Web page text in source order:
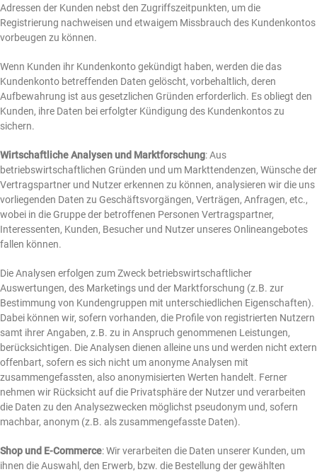
Adressen der Kunden nebst den Zugriffszeitpunkten, um die
Registrierung nachweisen und etwaigem Missbrauch des Kundenkontos
vorbeugen zu können.
Wenn Kunden ihr Kundenkonto gekündigt haben, werden die das
Kundenkonto betreffenden Daten gelöscht, vorbehaltlich, deren
Aufbewahrung ist aus gesetzlichen Gründen erforderlich. Es obliegt den
Kunden, ihre Daten bei erfolgter Kündigung des Kundenkontos zu
sichern.
Wirtschaftliche Analysen und Marktforschung: Aus
betriebswirtschaftlichen Gründen und um Markttendenzen, Wünsche der
Vertragspartner und Nutzer erkennen zu können, analysieren wir die uns
vorliegenden Daten zu Geschäftsvorgängen, Verträgen, Anfragen, etc.,
wobei in die Gruppe der betroffenen Personen Vertragspartner,
Interessenten, Kunden, Besucher und Nutzer unseres Onlineangebotes
fallen können.
Die Analysen erfolgen zum Zweck betriebswirtschaftlicher
Auswertungen, des Marketings und der Marktforschung (z.B. zur
Bestimmung von Kundengruppen mit unterschiedlichen Eigenschaften).
Dabei können wir, sofern vorhanden, die Profile von registrierten Nutzern
samt ihrer Angaben, z.B. zu in Anspruch genommenen Leistungen,
berücksichtigen. Die Analysen dienen alleine uns und werden nicht extern
offenbart, sofern es sich nicht um anonyme Analysen mit
zusammengefassten, also anonymisierten Werten handelt. Ferner
nehmen wir Rücksicht auf die Privatsphäre der Nutzer und verarbeiten
die Daten zu den Analysezwecken möglichst pseudonym und, sofern
machbar, anonym (z.B. als zusammengefasste Daten).
Shop und E-Commerce: Wir verarbeiten die Daten unserer Kunden, um
ihnen die Auswahl, den Erwerb, bzw. die Bestellung der gewählten